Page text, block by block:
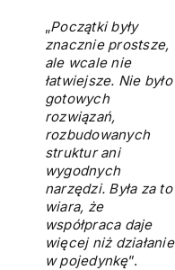
„Początki były
znacznie prostsze,
ale wcale nie
łatwiejsze. Nie było
gotowych
rozwiązań,
rozbudowanych
struktur ani
wygodnych
narzędzi. Była za to
wiara, że
współpraca daje
więcej niż działanie
w pojedynkę”.